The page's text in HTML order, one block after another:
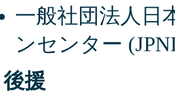
一般社団法人日
ンセンター
後援